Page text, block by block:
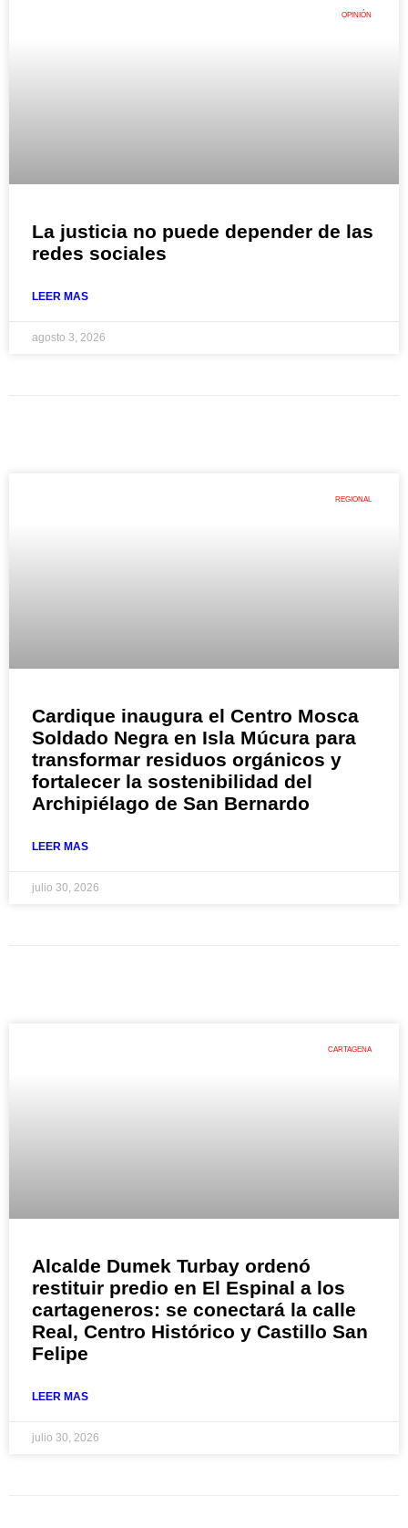
OPINIÓN
La justicia no puede depender de las
redes sociales
LEER MAS
agosto 3, 2026
REGIONAL
Cardique inaugura el Centro Mosca
Soldado Negra en Isla Múcura para
transformar residuos orgánicos y
fortalecer la sostenibilidad del
Archipiélago de San Bernardo
LEER MAS
julio 30, 2026
CARTAGENA
Alcalde Dumek Turbay ordenó
restituir predio en El Espinal a los
cartageneros: se conectará la calle
Real, Centro Histórico y Castillo San
Felipe
LEER MAS
julio 30, 2026